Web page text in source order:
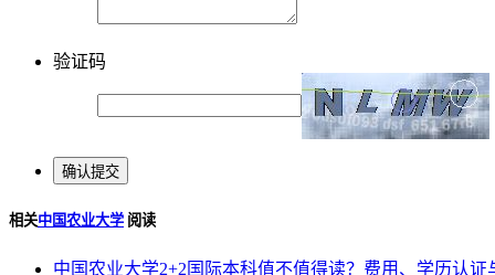
验证码
相关中国农业大学 阅读
中国农业大学2+2国际本科值不值得读？费用、学历认证